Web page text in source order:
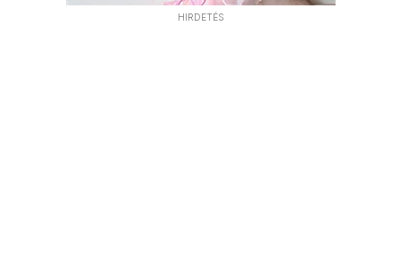
HIRDETÉS